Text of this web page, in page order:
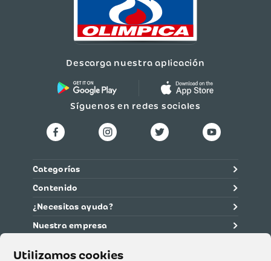
Descarga nuestra aplicación
Síguenos en redes sociales
Categorías
Contenido
¿Necesitas ayuda?
Nuestra empresa